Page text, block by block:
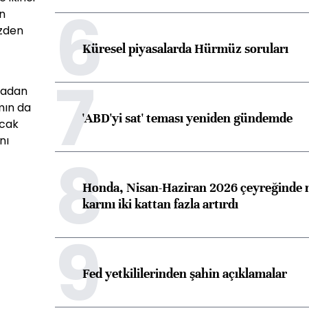
da
6Küresel piyasalarda Hürmüz soruları
7'ABD'yi sat' teması yeniden gündemde
8Honda, Nisan-Haziran 2026 çeyreğinde
karını iki kattan fazla artırdı
9Fed yetkililerinden şahin açıklamalar